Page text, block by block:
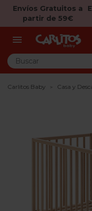
Envíos Gratuitos a
partir de 59€

Carlitos Baby Casa y